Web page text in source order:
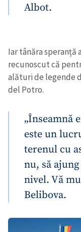
Albot.
Iar tânăra speranță
recunoscut că
alături de legende
del Potro.
„Înseamnă
este un
terenul cu
nu, să
nivel. Vă
Belibova.